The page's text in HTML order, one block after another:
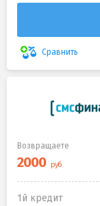
Сравнить
Возвращаете
1й кредит